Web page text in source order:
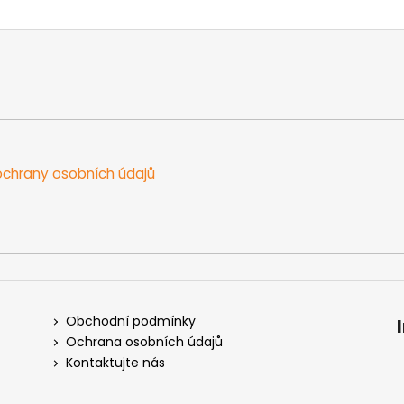
osobních údajů
Obchodní podmínky
Ochrana osobních údajů
Kontaktujte nás